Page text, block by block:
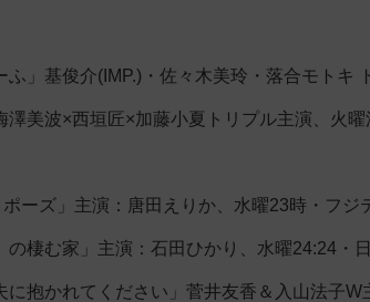
ふ」基俊介(IMP.)・佐々木美玲・落合モトキ
澤美波×西垣匠×加藤小夏トリプル主演、火
ポーズ」主演：唐田えりか、水曜23時・フジ
の棲む家」主演：石田ひかり、水曜24:24・
に抱かれてください」菅井友香＆入山法子